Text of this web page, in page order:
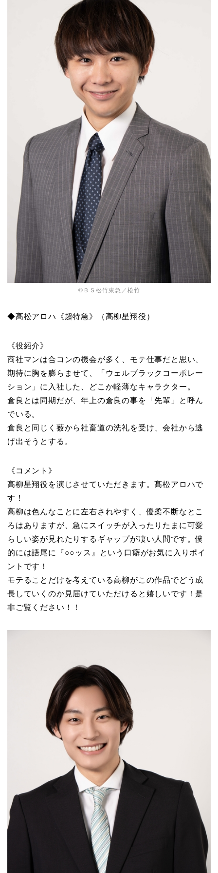
©ＢＳ松竹東急／松竹
◆髙松アロハ《超特急》（高柳星翔役）
《役紹介》
商社マンは合コンの機会が多く、モテ仕事だと思い、
期待に胸を膨らませて、「ウェルブラックコーポレー
ション」に入社した、どこか軽薄なキャラクター。
倉良とは同期だが、年上の倉良の事を「先輩」と呼ん
でいる。
倉良と同じく薮から社畜道の洗礼を受け、会社から逃
げ出そうとする。
《コメント》
高柳星翔役を演じさせていただきます。髙松アロハで
す！
高柳は色んなことに左右されやすく、優柔不断なとこ
ろはありますが、急にスイッチが入ったりたまに可愛
らしい姿が見れたりするギャップが凄い人間です。僕
的には語尾に『○○ッス』という口癖がお気に入りポイ
ントです！
モテることだけを考えている高柳がこの作品でどう成
長していくのか見届けていただけると嬉しいです！是
非ご覧ください！！